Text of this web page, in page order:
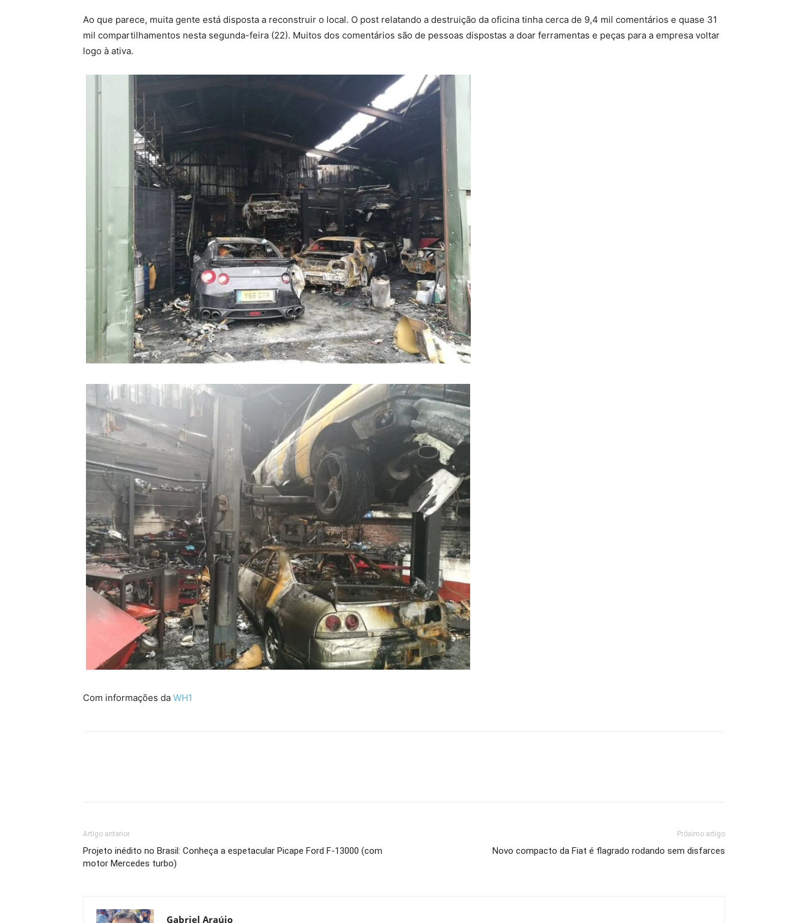
Ao que parece, muita gente está disposta a reconstruir o local. O post relatando a destruição da oficina tinha cerca de 9,4 mil comentários e quase 31
mil compartilhamentos nesta segunda-feira (22). Muitos dos comentários são de pessoas dispostas a doar ferramentas e peças para a empresa voltar
logo à ativa.
Com informações da WH1
Artigo anterior
Projeto inédito no Brasil: Conheça a espetacular Picape Ford F-13000 (com
motor Mercedes turbo)
Próximo artigo
Novo compacto da Fiat é flagrado rodando sem disfarces
Gabriel Araújo